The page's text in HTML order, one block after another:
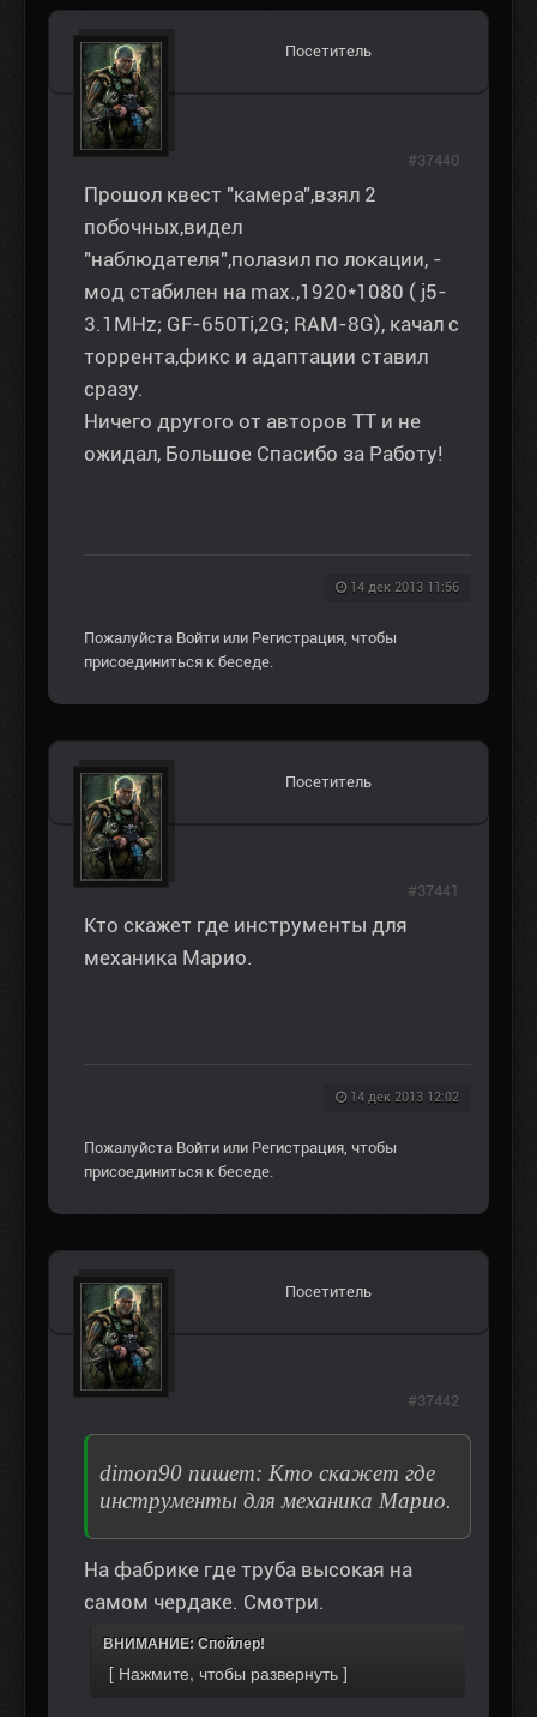
Посетитель
Прошол квест "камера",взял 2
побочных,видел
"наблюдателя",полазил по локации, -
мод стабилен на max.,1920*1080 ( j5-
3.1MHz; GF-650Ti,2G; RAM-8G), качал с
торрента,фикс и адаптации ставил
сразу.
Ничего другого от авторов ТТ и не
ожидал, Большое Спасибо за Работу!
14 дек 2013 11:56
#37440
Пожалуйста Войти или Регистрация , чтобы
присоединиться к беседе.
Посетитель
Кто скажет где инструменты для
механика Марио.
14 дек 2013 12:02
#37441
Пожалуйста Войти или Регистрация , чтобы
присоединиться к беседе.
Посетитель
dimon90 пишет: Кто скажет где
инструменты для механика Марио.
На фабрике где труба высокая на
самом чердаке. Смотри.
ВНИМАНИЕ: Спойлер!
#37442